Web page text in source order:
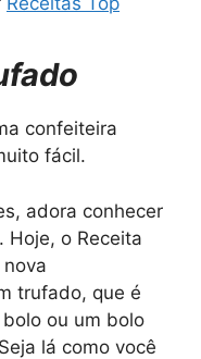
confeiteira
fácil.
adora conhecer
Hoje, o Receita
trufado, que é
ou um bolo
lá como você